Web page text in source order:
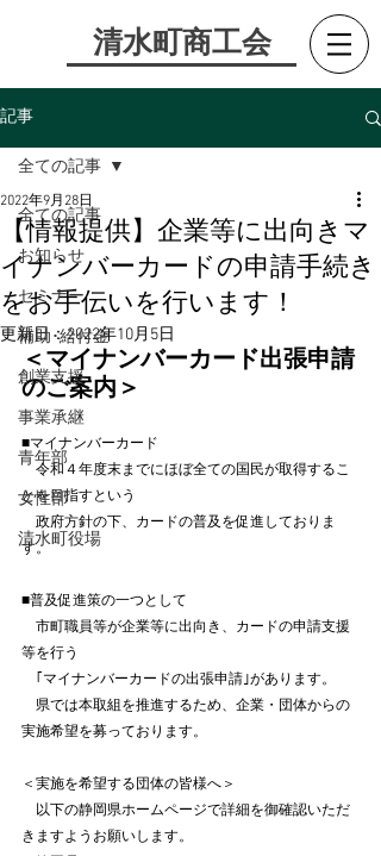
​清水町商工会
記事
全ての記事
お知らせ
セミナー
補助･給付金
創業支援
事業承継
青年部
女性部
清水町役場
全ての記事
【情報提供】企業等に出向きマ
イナンバーカードの申請手続き
をお手伝いを行います！
2022年9月28日
更新日：2022年10月5日
＜マイナンバーカード出張申請
のご案内＞
■マイナンバーカード
令和４年度末までにほぼ全ての国民が取得するこ
とを目指すという
政府方針の下、カードの普及を促進しておりま
す。
■普及促進策の一つとして
市町職員等が企業等に出向き、カードの申請支援
等を行う
｢マイナンバーカードの出張申請｣があります。
県では本取組を推進するため、企業・団体からの
実施希望を募っております。
＜実施を希望する団体の皆様へ＞
以下の静岡県ホームページで詳細を御確認いただ
きますようお願いします。